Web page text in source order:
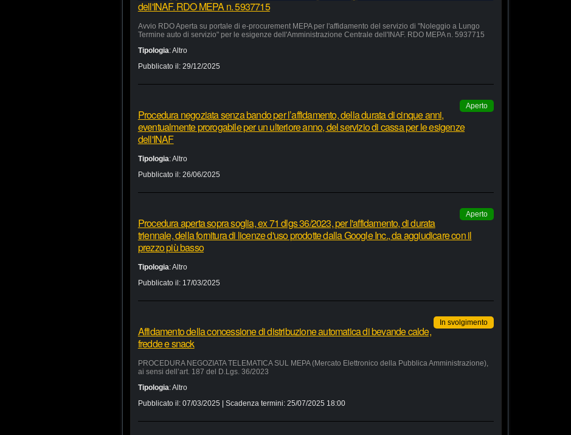
dell'INAF. RDO MEPA n. 5937715
Avvio RDO Aperta su portale di e-procurement MEPA per l'affidamento del servizio di "Noleggio a Lungo
Termine auto di servizio" per le esigenze dell'Amministrazione Centrale dell'INAF. RDO MEPA n. 5937715
Tipologia:Altro
Pubblicato il: 29/12/2025
Aperto
Procedura negoziata senza bando per l’affidamento, della durata di cinque anni,
eventualmente prorogabile per un ulteriore anno, del servizio di cassa per le esigenze
dell'INAF
Tipologia:Altro
Pubblicato il: 26/06/2025
Aperto
Procedura aperta sopra soglia, ex 71 dlgs 36/2023, per l'affidamento, di durata
triennale, della fornitura di licenze d'uso prodotte dalla Google Inc., da aggiudicare con il
prezzo più basso
Tipologia:Altro
Pubblicato il: 17/03/2025
In svolgimento
Affidamento della concessione di distribuzione automatica di bevande calde,
fredde e snack
PROCEDURA NEGOZIATA TELEMATICA SUL MEPA (Mercato Elettronico della Pubblica Amministrazione),
ai sensi dell’art. 187 del D.Lgs. 36/2023
Tipologia:Altro
Pubblicato il: 07/03/2025 | Scadenza termini: 25/07/2025 18:00